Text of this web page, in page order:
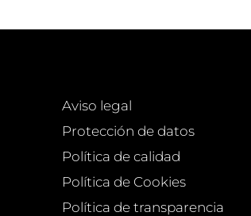
Aviso legal
Protección de datos
Política de calidad
Política de Cookies
Política de transparencia